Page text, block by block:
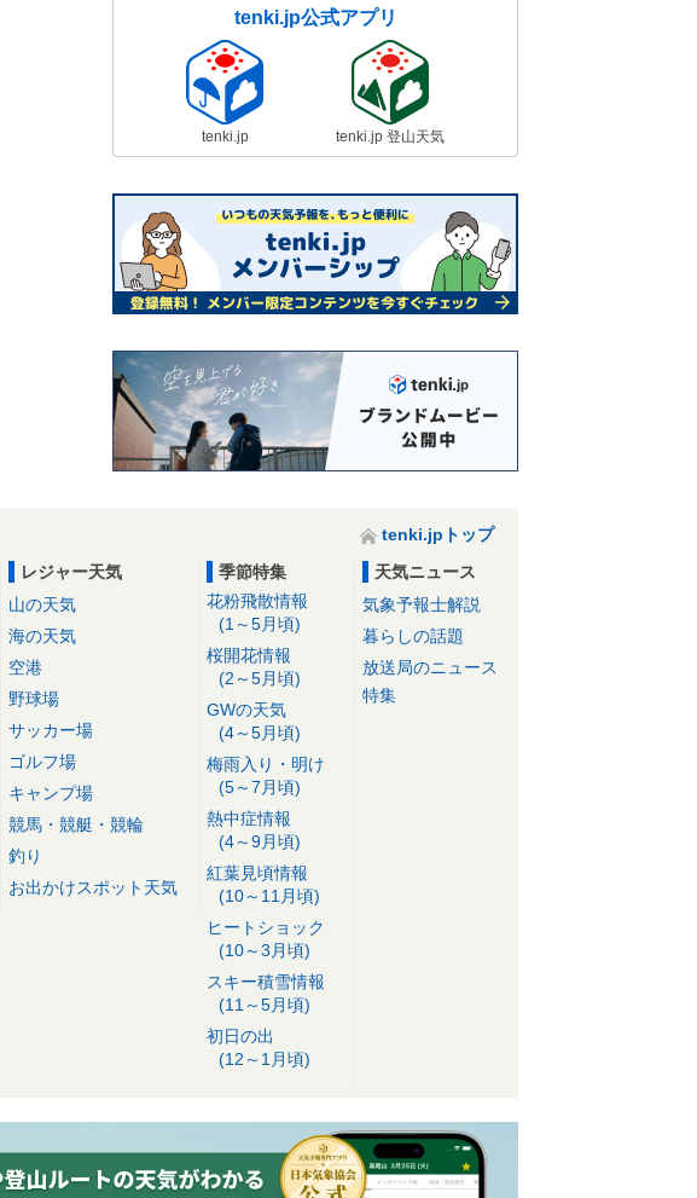
tenki.jp公式アプリ
tenki.jp tenki.jp 登山天気
tenki.jpトップ
レジャー天気
山の天気
海の天気
空港
野球場
サッカー場
ゴルフ場
キャンプ場
競馬・競艇・競輪
釣り
お出かけスポット天気
季節特集
花粉飛散情報
(1～5月頃)
桜開花情報
(2～5月頃)
GWの天気
(4～5月頃)
梅雨入り・明け
(5～7月頃)
熱中症情報
(4～9月頃)
紅葉見頃情報
(10～11月頃)
ヒートショック
(10～3月頃)
スキー積雪情報
(11～5月頃)
初日の出
(12～1月頃)
天気ニュース
気象予報士解説
暮らしの話題
放送局のニュース
特集